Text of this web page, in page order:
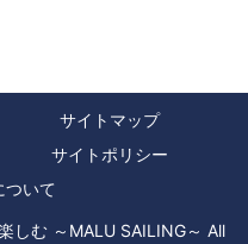
サイトマップ
サイトポリシー
ついて
む ～MALU SAILING～ All